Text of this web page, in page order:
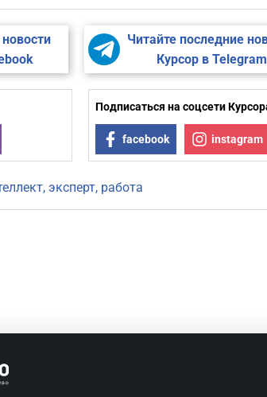
Читайте последние
Курсор в Telegram
Подписаться на соцсети
facebook instagram
эксперт работа